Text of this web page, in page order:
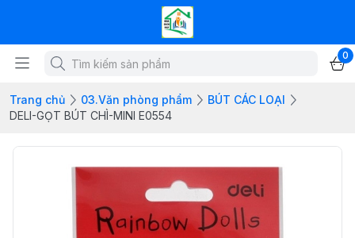
0
Trang chủ 03.Văn phòng phẩm
BÚT CÁC LOẠI
DELI-GỌT BÚT CHÌ-MINI E0554